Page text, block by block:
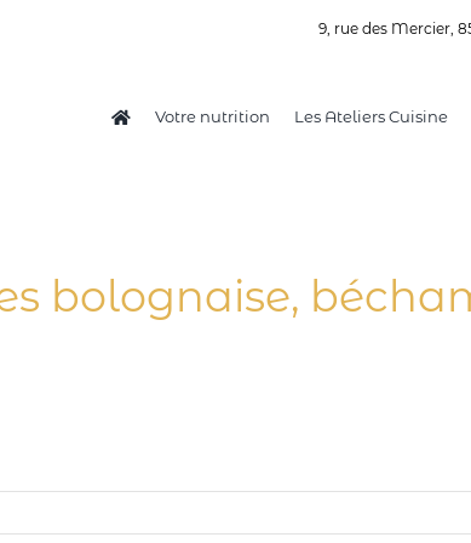
9, rue des Mercier,
Votre nutrition Les Ateliers Cuisine
bolognaise,